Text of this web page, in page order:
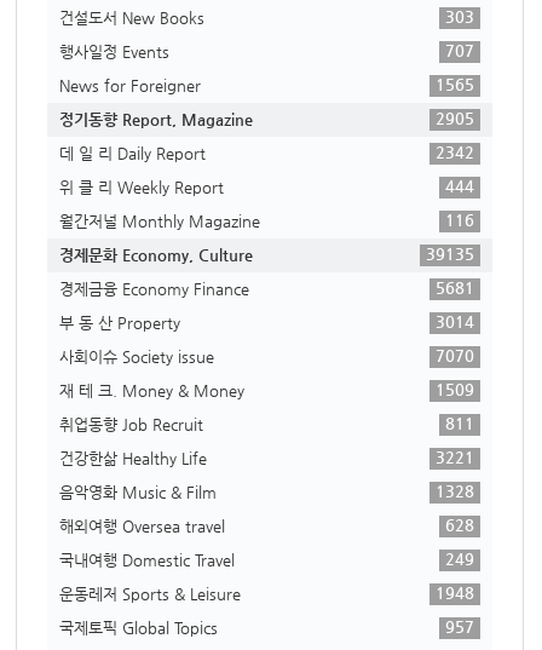
건설도서 New Books
303
행사일정 Events
707
News for Foreigner
1565
정기동향 Report, Magazine
2905
데 일 리 Daily Report
2342
위 클 리 Weekly Report
444
월간저널 Monthly Magazine
116
경제문화 Economy, Culture
39135
경제금융 Economy Finance
5681
부 동 산 Property
3014
사회이슈 Society issue
7070
재 테 크. Money & Money
1509
취업동향 Job Recruit
811
건강한삶 Healthy Life
3221
음악영화 Music & Film
1328
해외여행 Oversea travel
628
국내여행 Domestic Travel
249
운동레저 Sports & Leisure
1948
국제토픽 Global Topics
957